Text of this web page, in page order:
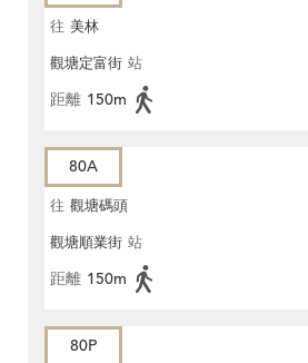
往 美林
觀塘定富街 站
距離 150m
80A
往 觀塘碼頭
觀塘順業街 站
距離 150m
80P